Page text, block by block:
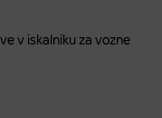
v iskalniku za vozne